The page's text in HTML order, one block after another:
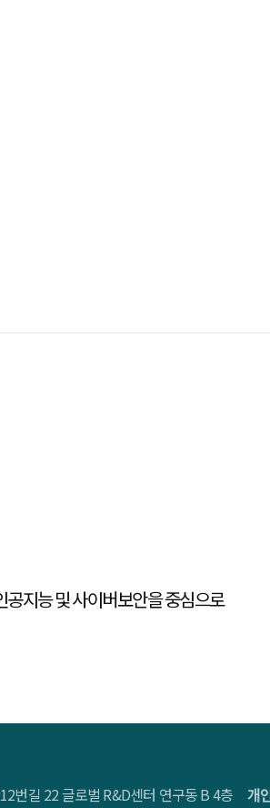
공지능 및 사이버보안을 중심으로
번길 22 글로벌 R&D센터 연구동 B 4층개